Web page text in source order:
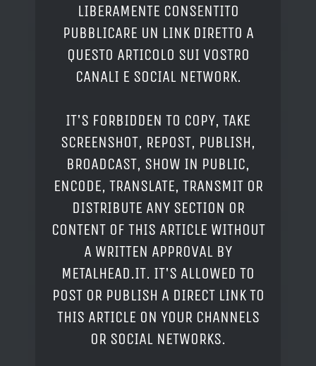
LIBERAMENTE CONSENTITO
PUBBLICARE UN LINK DIRETTO A
QUESTO ARTICOLO SUI VOSTRO
CANALI E SOCIAL NETWORK.
IT'S FORBIDDEN TO COPY, TAKE
SCREENSHOT, REPOST, PUBLISH,
BROADCAST, SHOW IN PUBLIC,
ENCODE, TRANSLATE, TRANSMIT OR
DISTRIBUTE ANY SECTION OR
CONTENT OF THIS ARTICLE WITHOUT
A WRITTEN APPROVAL BY
METALHEAD.IT. IT'S ALLOWED TO
POST OR PUBLISH A DIRECT LINK TO
THIS ARTICLE ON YOUR CHANNELS
OR SOCIAL NETWORKS.